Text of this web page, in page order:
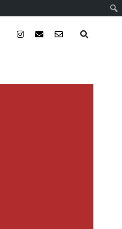
instagram
emailemail-